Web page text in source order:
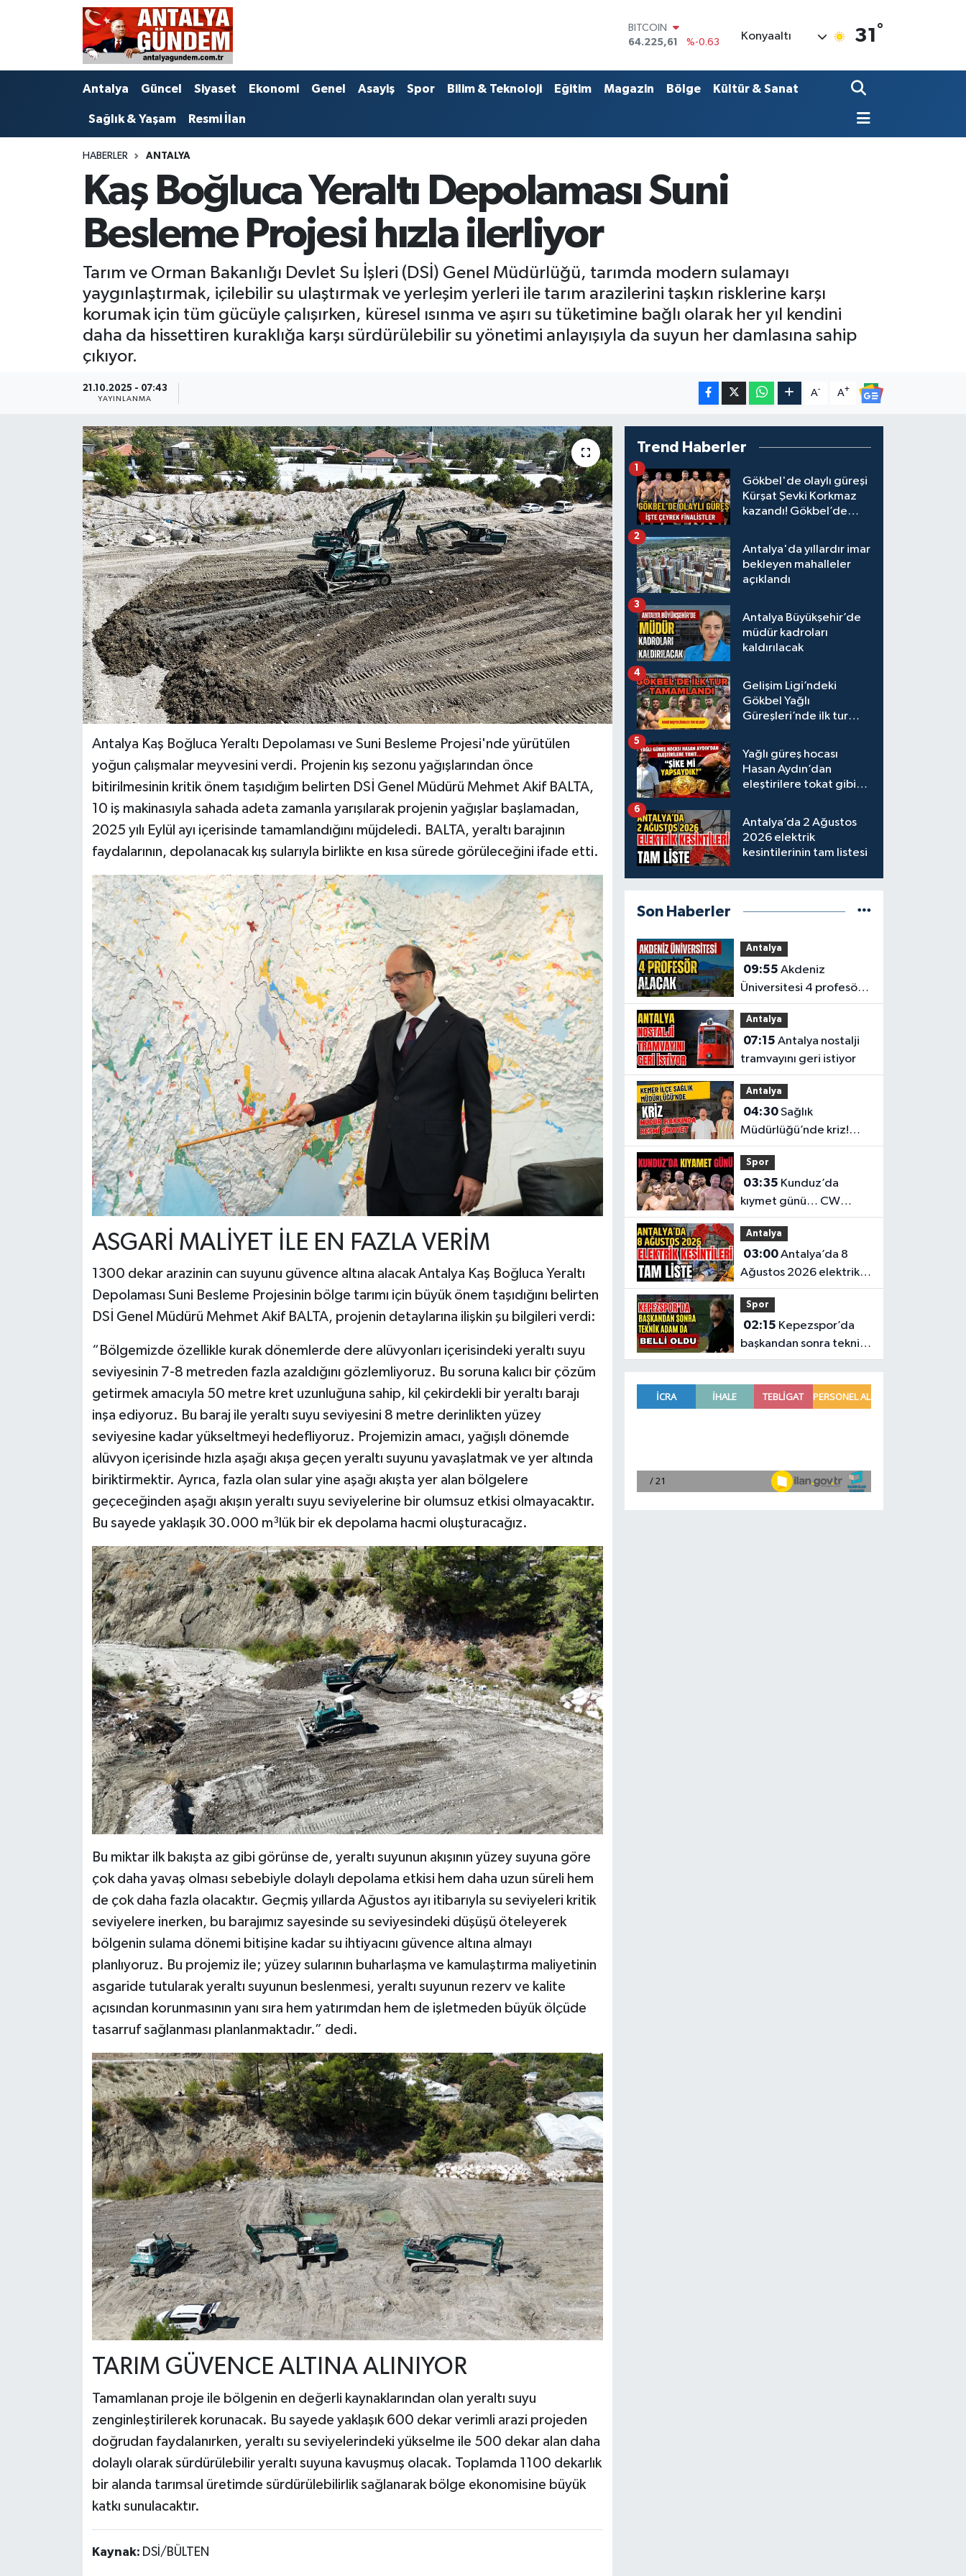
DOLAR
47,7143
%0.16
55,0317
%-0.02
STERLİN
BITCOIN
64.225,61
%-0.63
Konyaaltı 31 °
Antalya Güncel Siyaset Ekonomi Genel Asayiş Spor Bilim & Teknoloji Eğitim Magazin Bölge Kültür & Sanat
Sağlık & Yaşam Resmi İlan
HABERLER ANTALYA
Kaş Boğluca Yeraltı Depolaması Suni
Besleme Projesi hızla ilerliyor
Tarım ve Orman Bakanlığı Devlet Su İşleri (DSİ) Genel Müdürlüğü, tarımda modern sulamayı
yaygınlaştırmak, içilebilir su ulaştırmak ve yerleşim yerleri ile tarım arazilerini taşkın risklerine karşı
korumak için tüm gücüyle çalışırken, küresel ısınma ve aşırı su tüketimine bağlı olarak her yıl kendini
daha da hissettiren kuraklığa karşı sürdürülebilir su yönetimi anlayışıyla da suyun her damlasına sahip
çıkıyor.
21.10.2025 - 07:43
YAYINLANMA
A- A+
Antalya Kaş Boğluca Yeraltı Depolaması ve Suni Besleme Projesi'nde yürütülen
yoğun çalışmalar meyvesini verdi. Projenin kış sezonu yağışlarından önce
bitirilmesinin kritik önem taşıdığım belirten DSİ Genel Müdürü Mehmet Akif BALTA,
10 iş makinasıyla sahada adeta zamanla yarışılarak projenin yağışlar başlamadan,
2025 yılı Eylül ayı içerisinde tamamlandığını müjdeledi. BALTA, yeraltı barajının
faydalarının, depolanacak kış sularıyla birlikte en kısa sürede görüleceğini ifade etti.
ASGARİ MALİYET İLE EN FAZLA VERİM
1300 dekar arazinin can suyunu güvence altına alacak Antalya Kaş Boğluca Yeraltı
Depolaması Suni Besleme Projesinin bölge tarımı için büyük önem taşıdığını belirten
DSİ Genel Müdürü Mehmet Akif BALTA, projenin detaylarına ilişkin şu bilgileri verdi:
“Bölgemizde özellikle kurak dönemlerde dere alüvyonları içerisindeki yeraltı suyu
seviyesinin 7-8 metreden fazla azaldığını gözlemliyoruz. Bu soruna kalıcı bir çözüm
getirmek amacıyla 50 metre kret uzunluğuna sahip, kil çekirdekli bir yeraltı barajı
inşa ediyoruz. Bu baraj ile yeraltı suyu seviyesini 8 metre derinlikten yüzey
seviyesine kadar yükseltmeyi hedefliyoruz. Projemizin amacı, yağışlı dönemde
alüvyon içerisinde hızla aşağı akışa geçen yeraltı suyunu yavaşlatmak ve yer altında
biriktirmektir. Ayrıca, fazla olan sular yine aşağı akışta yer alan bölgelere
geçeceğinden aşağı akışın yeraltı suyu seviyelerine bir olumsuz etkisi olmayacaktır.
Bu sayede yaklaşık 30.000 m³lük bir ek depolama hacmi oluşturacağız.
Bu miktar ilk bakışta az gibi görünse de, yeraltı suyunun akışının yüzey suyuna göre
çok daha yavaş olması sebebiyle dolaylı depolama etkisi hem daha uzun süreli hem
de çok daha fazla olacaktır. Geçmiş yıllarda Ağustos ayı itibarıyla su seviyeleri kritik
seviyelere inerken, bu barajımız sayesinde su seviyesindeki düşüşü öteleyerek
bölgenin sulama dönemi bitişine kadar su ihtiyacını güvence altına almayı
planlıyoruz. Bu projemiz ile; yüzey sularının buharlaşma ve kamulaştırma maliyetinin
asgaride tutularak yeraltı suyunun beslenmesi, yeraltı suyunun rezerv ve kalite
açısından korunmasının yanı sıra hem yatırımdan hem de işletmeden büyük ölçüde
tasarruf sağlanması planlanmaktadır.” dedi.
TARIM GÜVENCE ALTINA ALINIYOR
Tamamlanan proje ile bölgenin en değerli kaynaklarından olan yeraltı suyu
zenginleştirilerek korunacak. Bu sayede yaklaşık 600 dekar verimli arazi projeden
doğrudan faydalanırken, yeraltı su seviyelerindeki yükselme ile 500 dekar alan daha
dolaylı olarak sürdürülebilir yeraltı suyuna kavuşmuş olacak. Toplamda 1100 dekarlık
bir alanda tarımsal üretimde sürdürülebilirlik sağlanarak bölge ekonomisine büyük
katkı sunulacaktır.
Kaynak: DSİ/BÜLTEN
Trend Haberler
Gökbel'de olaylı güreşi
Kürşat Şevki Korkmaz
kazandı! Gökbel’de
Gürbüz elendi!
1
Antalya'da yıllardır imar
bekleyen mahalleler
açıklandı
2
Antalya Büyükşehir’de
müdür kadroları
kaldırılacak
3
Gelişim Ligi’ndeki
Gökbel Yağlı
Güreşleri’nde ilk tur
4
Yağlı güreş hocası
Hasan Aydın’dan
eleştirilere tokat gibi
5
Antalya’da 2 Ağustos
2026 elektrik
kesintilerinin tam listesi
6
Son Haberler
Antalya
09:55
Üniversitesi 4 profesör
alacak
Antalya
07:15
tramvayını geri istiyor
Antalya
04:30Sağlık
Müdürlüğü’nde kriz!
Müdür hakkında resmi
şikayet
Spor
03:35
kıymet günü… CW
Enerji Yağlı Güreş
Ligi’nin 6. Etabı öncesi
nefesler tutuldu
Antalya
03:00Antalya’da 8
Ağustos 2026 elektrik
kesintilerinin tam listesi
Spor
02:15
başkandan sonra teknik
adam da belli oldu
Antalya
Bilim & Teknoloji
Görüntülü Haber
Kültür & Sanat
Resmi İlan
Sağlık & Yaşam
Siyaset
Antalya Nöbetçi Eczaneler
Antalya Hava Durumu
Antalya Namaz Vakitleri
Süper Lig Puan Durumu ve Fikstür
Tüm Manşetler
Son Dakika Haberleri
Haber Arşivi